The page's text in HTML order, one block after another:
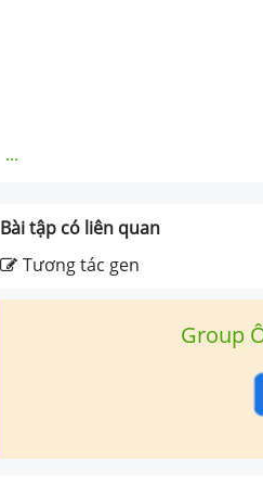
...
Bài tập có liên quan
Tương tác gen
Group